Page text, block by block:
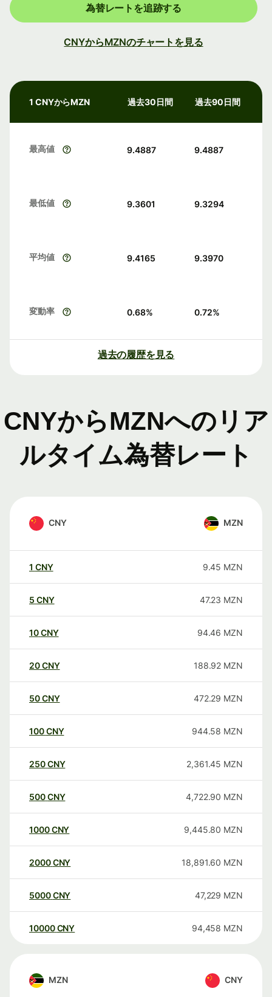
為替レートを追跡する
CNYからMZNのチャートを見る
1 CNYからMZN 過去30日間 過去90日間
最高値 9.4887 9.4887
最低値 9.3601 9.3294
平均値 9.4165 9.3970
変動率 0.68% 0.72%
過去の履歴を見る
CNYからMZNへのリア
ルタイム為替レート
CNY MZN
1 CNY 9.45 MZN
5 CNY 47.23 MZN
10CNY 94.46 MZN
20CNY 188.92 MZN
50CNY 472.29 MZN
100CNY 944.58 MZN
250CNY 2,361.45 MZN
500CNY 4,722.90 MZN
1000CNY 9,445.80 MZN
2000CNY 18,891.60 MZN
5000CNY 47,229 MZN
10000 CNY 94,458 MZN
MZN CNY